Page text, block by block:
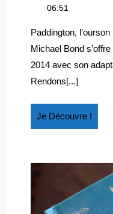
06:51
Paddington,
Michael Bond
2014 avec son
Rendons[...]
Je Découvre !